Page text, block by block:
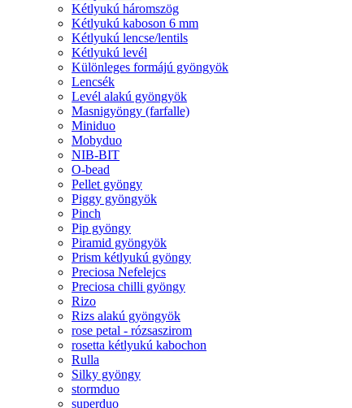
Kétlyukú háromszög
Kétlyukú kaboson 6 mm
Kétlyukú lencse/lentils
Kétlyukú levél
Különleges formájú gyöngyök
Lencsék
Levél alakú gyöngyök
Masnigyöngy (farfalle)
Miniduo
Mobyduo
NIB-BIT
O-bead
Pellet gyöngy
Piggy gyöngyök
Pinch
Pip gyöngy
Piramid gyöngyök
Prism kétlyukú gyöngy
Preciosa Nefelejcs
Preciosa chilli gyöngy
Rizo
Rizs alakú gyöngyök
rose petal - rózsaszirom
rosetta kétlyukú kabochon
Rulla
Silky gyöngy
stormduo
superduo